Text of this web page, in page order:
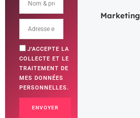
Marketing
J'ACCEPTE LA
COLLECTE ET LE
TRAITEMENT DE
MES DONNÉES
PERSONNELLES.
ENVOYER